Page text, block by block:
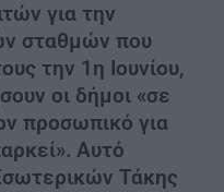
για την
σταθμών που
την 1η Ιουνίου,
οι δήμοι «σε
προσωπικό για
Αυτό
Τάκης